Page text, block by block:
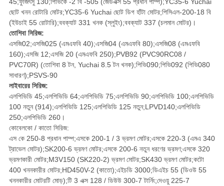
45;ফুজিৎসু 130;পিভিকে -2 বি -505 (জেডএক্স 55 প্রধান পাম্প);YC35-6 Yuchai
ছোট খনন রোটারি মোটর;YC35-6 Yuchai ছোট ডিগ হাঁটা মোটর;পিসিএল-200-18 বি
(ইউচাই 55 রোটারি);ববক্যাট 331 খনক (স্লুইং);ববক্যাট 337 (চলমান মোটর)।
তোশিবা সিরিজ:
এসজি02;এসজি025 (এমএফবি 40);এসজি04 (এমএফবি 80);এসজি08 (এমএফবি
160);এসজি 12;এসজি 20 (এমএফবি 250);PVB92 (PVC90RC08 /
PVC70R) (তোশিবা 8 টন, Yuchai 8.5 টন খনক);পিভি090;পিভি092 (পিভি080
সাধারণ);PSVS-90
লাইবারের সিরিজ:
এলপিভিডি 45;এলপিভিডি 64;এলপিভিডি 75;এলপিভিডি 90;এলপিভিডি 100;এলপিভিডি
100 নতুন (914);এলপিভিডি 125;এলপিভিডি 125 নতুন;LPVD140;এলপিভিডি
250;এলপিভিডি 260।
কোবেলকো / কাতো সিরিজ:
এস কে 250-8 প্রধান পাম্প;এসকে 200-1 / 3 ভ্রমণ মোটর;এসকে 220-3 (এমএ 340
ট্রাভেল মোটর);SK200-6 ভ্রমণ মোটর;এসকে 200-6 নতুন ধরণের ভ্রমণ;এসকে 320
ভ্রমণকারী মোটর;M3V150 (SK220-2) ভ্রমণ মোটর;SK430 ভ্রমণ মোটর;কটো
400 খননকারীর মোটর;HD450V-2 (কাতো);এইচডি 3000;ডিএইচ 55 (ডিওউ 55
খননকারীর মোটরটি মোড়);টি 3 এক্স 128 / ডিউউ 300-7 টার্নিং;দেওয়ু 225-7